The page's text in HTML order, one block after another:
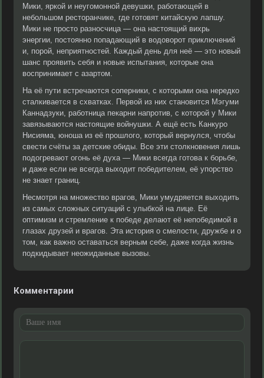
Мики, яркой и неугомонной девушки, работающей в
небольшом ресторанчике, где готовят китайскую лапшу.
Мики не просто разносчица — она настоящий вихрь
энергии, постоянно попадающий в водоворот приключений
и, порой, неприятностей. Каждый день для неё — это новый
шанс проявить себя и новые испытания, которые она
воспринимает с азартом.
На её пути встречаются соперники, с которыми она нередко
сталкивается в схватках. Первой из них становится Мэгуми
Каннадзуки, работница пекарни напротив, с которой у Мики
завязываются настоящие войнушки. А ещё есть Канкуро
Нисияма, юноша из её прошлого, который вернулся, чтобы
свести счёты за детские обиды. Все эти столкновения лишь
подогревают огонь её духа — Мики всегда готова к борьбе,
и даже если не всегда выходит победителем, её упорство
не знает границ.
Несмотря на множество врагов, Мики умудряется выходить
из самых сложных ситуаций с улыбкой на лице. Её
оптимизм и стремление к победе делают её непобедимой в
глазах друзей и врагов. Эта история о смелости, дружбе и о
том, как важно оставаться верным себе, даже когда жизнь
подкидывает неожиданные вызовы.
Комментарии